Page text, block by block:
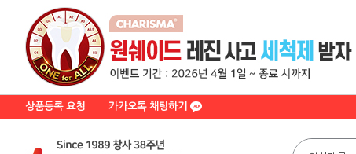
상품등록 요청 카카오톡 채팅하기